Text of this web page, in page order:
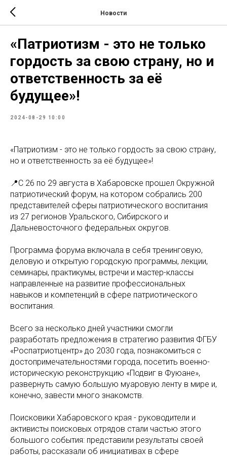
Новости
«Патриотизм - это не только
гордость за свою страну, но и
ответственность за её
будущее»!
2024-08-29 10:00
«Патриотизм - это не только гордость за свою страну,
но и ответственность за её будущее»!
📍С 26 по 29 августа в Хабаровске прошел Окружной
патриотический форум, на котором собрались 200
представителей сферы патриотического воспитания
из 27 регионов Уральского, Сибирского и
Дальневосточного федеральных округов.
Программа форума включала в себя тренинговую,
деловую и открытую городскую программы, лекции,
семинары, практикумы, встречи и мастер-классы
направленные на развитие профессиональных
навыков и компетенций в сфере патриотического
воспитания.
Всего за несколько дней участники смогли
разработать предложения в стратегию развития ФГБУ
«Роспатриотцентр» до 2030 года, познакомиться с
достопримечательностями города, посетить военно-
историческую реконструкцию «Подвиг в Фуюане»,
развернуть самую большую муаровую ленту в мире и,
конечно, завести много знакомств.
Поисковики Хабаровского края - руководители и
активисты поисковых отрядов стали частью этого
большого события: представили результаты своей
работы, рассказали об инициативах в сфере